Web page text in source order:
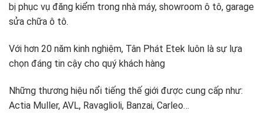
bị phục vụ đăng kiểm trong nhà máy, showroom ô tô, garage
sửa chữa ô tô.
Với hơn 20 năm kinh nghiệm, Tân Phát Etek luôn là sự lựa
chọn đáng tin cậy cho quý khách hàng
Những thương hiệu nổi tiếng thế giới được cung cấp như:
Actia Muller, AVL, Ravaglioli, Banzai, Carleo…